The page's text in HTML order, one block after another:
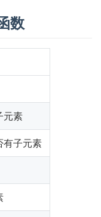
数
元素
有子元素